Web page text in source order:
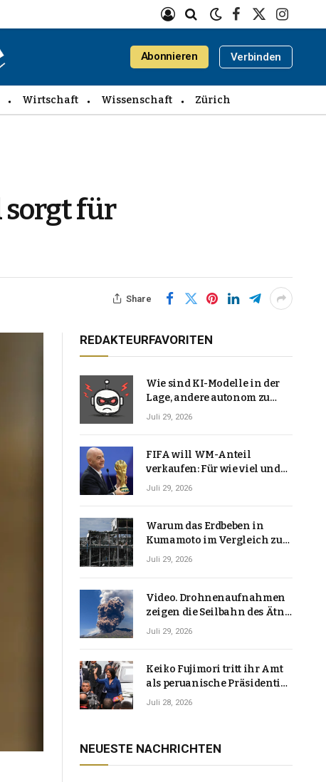
Facebook
X
Abonnieren Verbinden
Wirtschaft Wissenschaft Zürich
sorgt für
Share
REDAKTEURFAVORITEN
Wie sind KI-Modelle in der
Lage, andere autonom zu
hacken? | Technologie-News
Juli 29, 2026
FIFA will WM-Anteil
verkaufen: Für wie viel und
warum macht Gianni
Juli 29, 2026
Warum das Erdbeben in
Kumamoto im Vergleich zu
den meisten Erdbeben, die
Juli 29, 2026
Video. Drohnenaufnahmen
zeigen die Seilbahn des Ätna
über einer Vulkanlandschaft
Juli 29, 2026
Keiko Fujimori tritt ihr Amt
als peruanische Präsidentin
an und verspricht, das
Juli 28, 2026
NEUESTE NACHRICHTEN